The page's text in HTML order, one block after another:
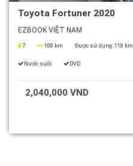
Toyota Fortuner 2020
EZBOOK VIỆT NAM
7 108 km Được sử dụng:118 km
Nước suối DVD
2,040,000 VND